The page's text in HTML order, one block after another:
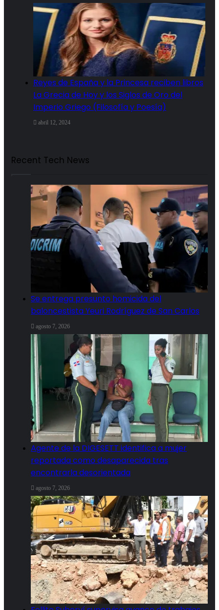
Reyes de España y la Princesa reciben libros
La Grecia de Hoy y los Siglos de Oro del
Imperio Griego (Filosofía y Poesía)
abril 12, 2024
Recent Tech News
Se entrega presunto homicida del
baloncestista Yeuri Rodríguez de San Carlos
agosto 7, 2026
Agente de la DIGESETT identifica a mujer
reportada como desaparecida tras
encontrarla desorientada
agosto 7, 2026